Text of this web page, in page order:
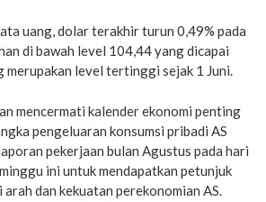
uang, dolar terakhir turun 0,49% pada
di bawah level 104,44 yang dicapai
merupakan level tertinggi sejak 1 Juni.
mencermati kalender ekonomi penting
pengeluaran konsumsi pribadi AS
pekerjaan bulan Agustus pada hari
ini untuk mendapatkan petunjuk
dan kekuatan perekonomian AS.